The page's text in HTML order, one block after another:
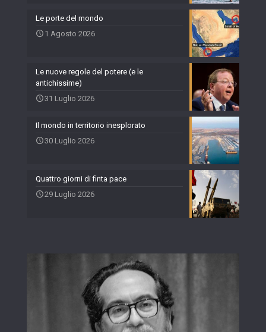
Le porte del mondo
1 Agosto 2026
Le nuove regole del potere (e le
antichissime)
31 Luglio 2026
Il mondo in territorio inesplorato
30 Luglio 2026
Quattro giorni di finta pace
29 Luglio 2026